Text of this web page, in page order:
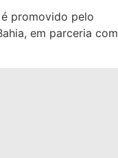
promovido pelo
em parceria com